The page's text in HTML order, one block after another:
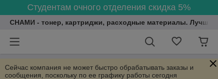
Студентам очного отделения скидка 5%
СНАМИ - тонер, картриджи, расходные материалы.
Сейчас компания не может быстро обрабатывать заказы и
сообщения, поскольку по ее графику работы сегодня